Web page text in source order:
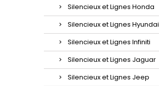
Silencieux et Lignes Honda
Silencieux et Lignes Hyundai
Silencieux et Lignes Infiniti
Silencieux et Lignes Jaguar
Silencieux et Lignes Jeep